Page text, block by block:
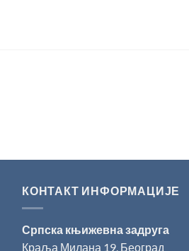
КОНТАКТ ИНФОРМАЦИЈЕ
Српска књижевна задруга
Краља Милана 19, Београд